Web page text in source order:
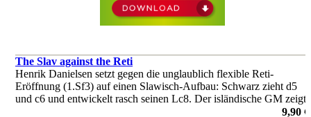
The Slav against the Reti
Henrik Danielsen setzt gegen die unglaublich flexible Reti-
Eröffnung (1.Sf3) auf einen Slawisch-Aufbau: Schwarz zieht d5
und c6 und entwickelt rasch seinen Lc8. Der isländische GM zeigt
Ihnen viele Feinheiten und Tricks, die man unbedingt kennen9,90 €